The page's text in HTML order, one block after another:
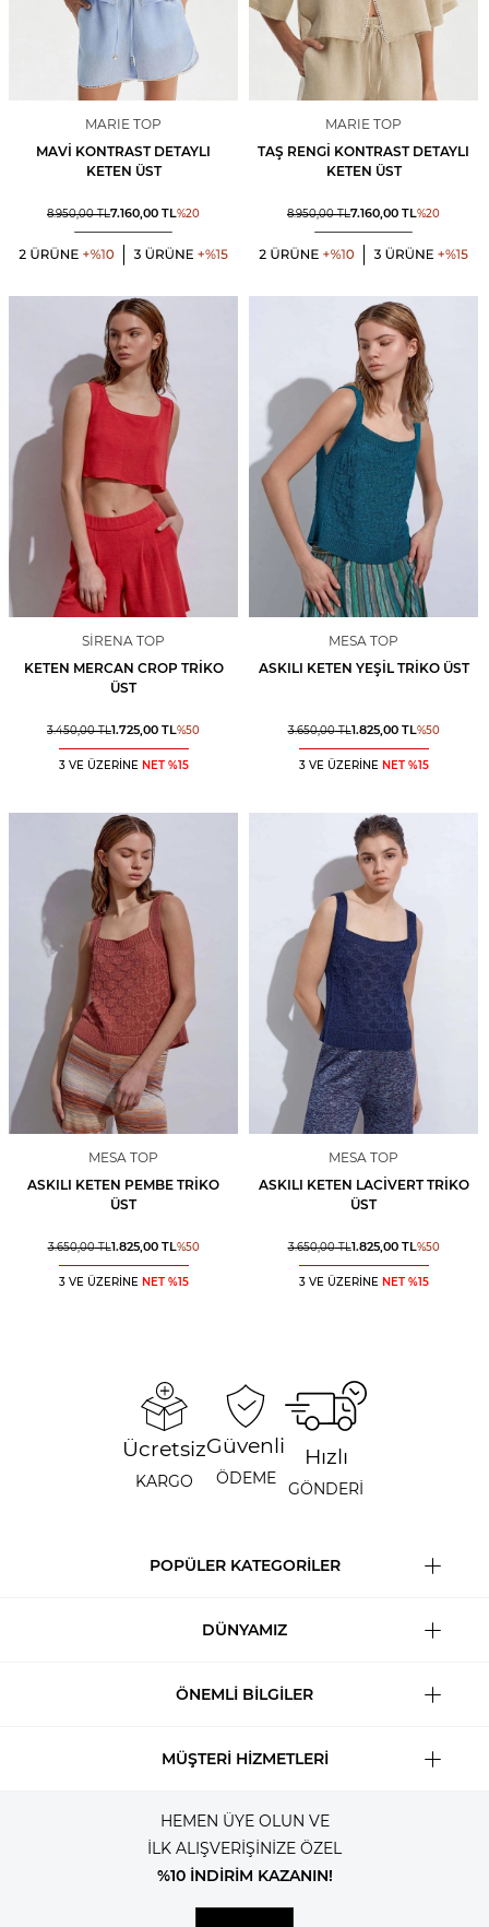
MARIE TOP
MAVI KONTRAST DETAYLI
KETEN ÜST
8.950,00TL7.160,00 TL%20
MARIE TOP
TAŞ RENGI KONTRAST DETAYLI
KETEN ÜST
8.950,00TL7.160,00 TL%20
SIRENA TOP
KETEN MERCAN CROP TRIKO
ÜST
3.450,00TL1.725,00 TL%50
3 VE ÜZERİNE NET %15
MESA TOP
ASKILI KETEN YEŞIL TRIKO ÜST
3.650,00TL1.825,00TL%50
3 VE ÜZERİNE NET %15
MESA TOP
ASKILI KETEN PEMBE TRIKO
ÜST
3.650,00TL1.825,00TL%50
3 VE ÜZERİNE NET %15
MESA TOP
ASKILI KETEN LACIVERT TRIKO
ÜST
3.650,00TL1.825,00TL%50
3 VE ÜZERİNE NET %15
Ücretsiz
KARGO
Güvenli
ÖDEME
Hızlı
GÖNDERİ
POPÜLER KATEGORİLER
DÜNYAMIZ
ÖNEMLİ BİLGİLER
MÜŞTERİ HİZMETLERİ
HEMEN ÜYE OLUN VE
İLK ALIŞVERİŞİNİZE ÖZEL
%10 İNDİRİM KAZANIN!